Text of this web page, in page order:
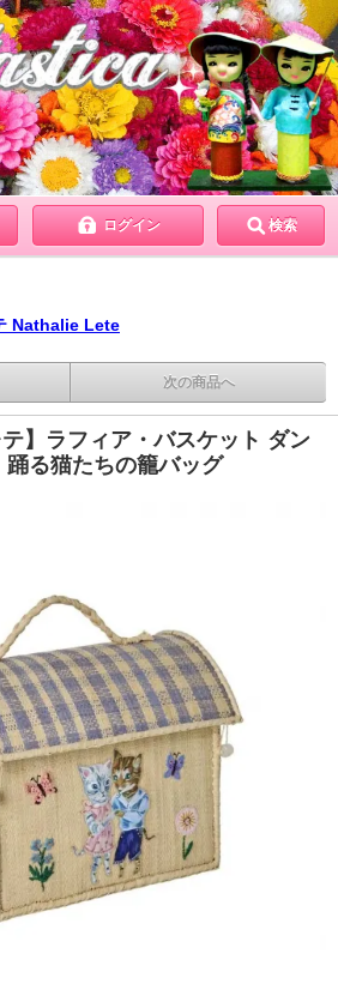
ログイン 検索
Nathalie Lete
次の商品へ
テ】ラフィア・バスケット ダン
る猫たちの籠バッグ